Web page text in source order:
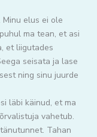
elus ei ole
ma tean, et asi
et liigutades
seisata ja lase
ning sinu juurde
läbi käinud, et ma
vahetub.
Tahan